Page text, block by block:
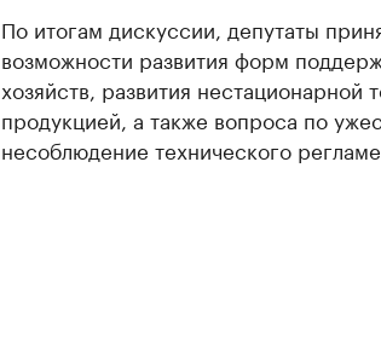
По итогам дискуссии, депутаты
возможности развития форм
хозяйств, развития нестационарной
продукцией, а также вопроса по
несоблюдение технического